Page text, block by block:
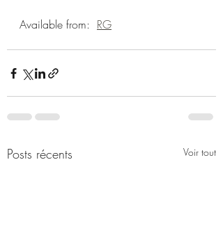
Available from: RG
Posts récents Voir tout